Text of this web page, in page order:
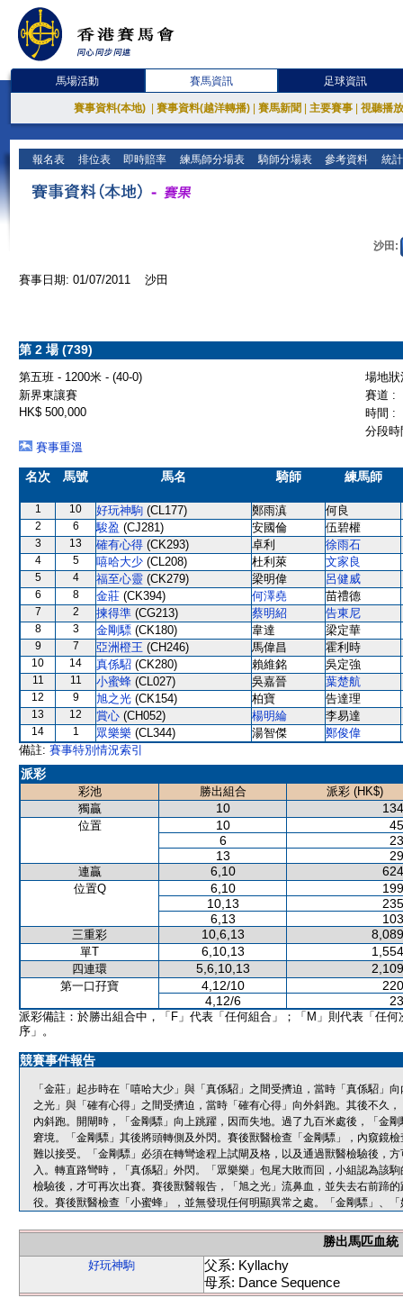
馬場活動 賽馬資訊 足球資訊
賽事資料(本地) 賽事資料(越洋轉播) 賽馬新聞 主要賽事 視聽播
報名表 排位表 即時賠率 練馬師分場表 騎師分場表 參考資料 統
沙田:
賽事日期: 01/07/2011 沙田
第 2 場 (739)
第五班 - 1200米 - (40-0)
場地
新界東讓賽
賽道 :
HK$ 500,000
時間 :
分段
賽事重溫
名次 馬號 馬名 騎師 練馬師
1 10 好玩神駒 (CL177) 鄭雨滇 何良
2 6 駿盈 (CJ281) 安國倫 伍碧權
3 13 確有心得 (CK293) 卓利 徐雨石
4 5 嘻哈大少 (CL208) 杜利萊 文家良
5 4 福至心靈 (CK279) 梁明偉 呂健威
6 8 金莊 (CK394) 何澤堯 苗禮德
7 2 揀得準 (CG213) 蔡明紹 告東尼
8 3 金剛驃 (CK180) 韋達 梁定華
9 7 亞洲橙王 (CH246) 馬偉昌 霍利時
10 14 真係駋 (CK280) 賴維銘 吳定強
11 11 小蜜蜂 (CL027) 吳嘉晉 葉楚航
12 9 旭之光 (CK154) 柏寶 告達理
13 12 賞心 (CH052) 楊明綸 李易達
14 1 眾樂樂 (CL344) 湯智傑
鄭俊偉
備註: 賽事特別情況索引
派彩
彩池 勝出組合
派彩 (HK$)
獨贏
10
位置 10
6
13
連贏 6,10
位置Q 6,10
10,13
6,13
三重彩 10,6,13
單T 6,10,13
四連環 5,6,10,13
第一口孖寶 4,12/10
4,12/6
派彩備註：於勝出組合中，「F」代表「任何組合」；「M」則代表「任何
序」。
競賽事件報告
「金莊」起步時在「嘻哈大少」與「真係駋」之間受擠迫，當時「真係駋」
之光」與「確有心得」之間受擠迫，當時「確有心得」向外斜跑。其後不久
內斜跑。開閘時，「金剛驃」向上跳躍，因而失地。過了九百米處後，「金
窘境。「金剛驃」其後將頭轉側及外閃。賽後獸醫檢查「金剛驃」，內窺鏡
難以接受。「金剛驃」必須在轉彎途程上試閘及格，以及通過獸醫檢驗後，
入。轉直路彎時，「真係駋」外閃。「眾樂樂」包尾大敗而回，小組認為該
檢驗後，才可再次出賽。賽後獸醫報告，「旭之光」流鼻血，並失去右前蹄
役。賽後獸醫檢查「小蜜蜂」，並無發現任何明顯異常之處。「金剛驃」、
勝出馬匹血統
好玩神駒
父系: Kyllachy
母系: Dance Sequence